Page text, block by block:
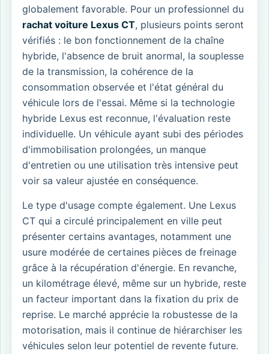
globalement favorable. Pour un professionnel du
rachat voiture Lexus CT, plusieurs points seront
vérifiés : le bon fonctionnement de la chaîne
hybride, l'absence de bruit anormal, la souplesse
de la transmission, la cohérence de la
consommation observée et l'état général du
véhicule lors de l'essai. Même si la technologie
hybride Lexus est reconnue, l'évaluation reste
individuelle. Un véhicule ayant subi des périodes
d'immobilisation prolongées, un manque
d'entretien ou une utilisation très intensive peut
voir sa valeur ajustée en conséquence.
Le type d'usage compte également. Une Lexus
CT qui a circulé principalement en ville peut
présenter certains avantages, notamment une
usure modérée de certaines pièces de freinage
grâce à la récupération d'énergie. En revanche,
un kilométrage élevé, même sur un hybride, reste
un facteur important dans la fixation du prix de
reprise. Le marché apprécie la robustesse de la
motorisation, mais il continue de hiérarchiser les
véhicules selon leur potentiel de revente future.